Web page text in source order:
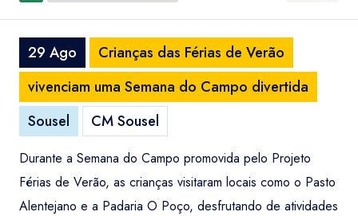
29 Ago
Crianças das Férias de Verão
vivenciam uma Semana do Campo divertida
Sousel
CM Sousel
Durante a Semana do Campo promovida pelo Projeto
Férias de Verão, as crianças visitaram locais como o Pasto
Alentejano e a Padaria O Poço, desfrutando de atividades